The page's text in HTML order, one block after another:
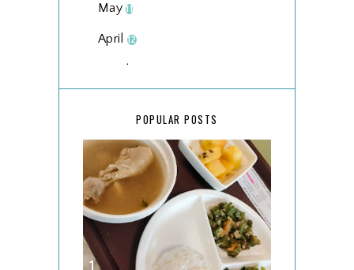
May11
April 12
March
2025134
December15
November
October
POPULAR POSTS